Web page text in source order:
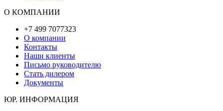
О КОМПАНИИ
+7 499 7077323
О компании
Контакты
Наши клиенты
Письмо руководителю
Стать дилером
Документы
ЮР. ИНФОРМАЦИЯ